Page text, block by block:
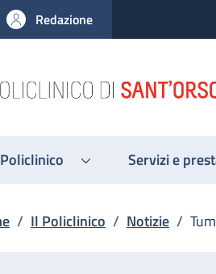
Redazione
Servizi e
di pane
/ Il Policlinico / Notizie /